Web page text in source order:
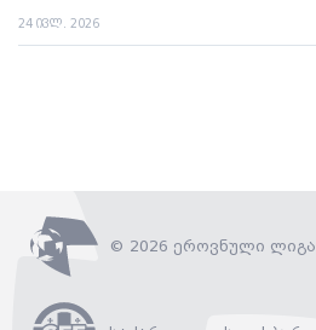
24 ივლ. 2026
© 2026 ეროვნული ლიგა